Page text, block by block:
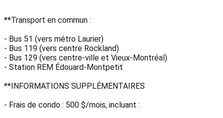
**Transport en commun :
- Bus 51 (vers métro Laurier)
- Bus 119 (vers centre Rockland)
- Bus 129 (vers centre-ville et Vieux-Montréal)
- Station REM Édouard-Montpetit
**INFORMATIONS SUPPLÉMENTAIRES
- Frais de condo : 500 $/mois, incluant :